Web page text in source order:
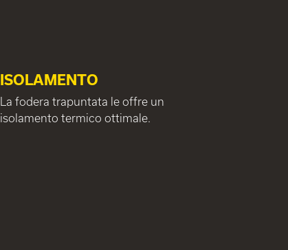
ISOLAMENTO
La fodera trapuntata le offre un
isolamento termico ottimale.